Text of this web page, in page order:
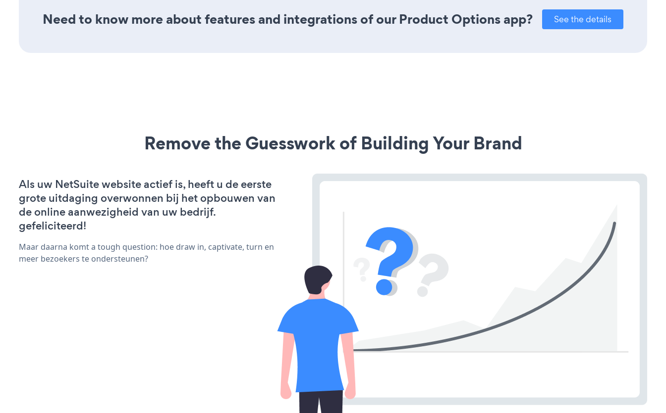
Need to know more about features and integrations of our Product Options app? See the details
Remove the Guesswork of Building Your Brand
Als uw NetSuite website actief is, heeft u de eerste
grote uitdaging overwonnen bij het opbouwen van
de online aanwezigheid van uw bedrijf.
gefeliciteerd!
Maar daarna komt a tough question: hoe draw in, captivate, turn en
meer bezoekers te ondersteunen?